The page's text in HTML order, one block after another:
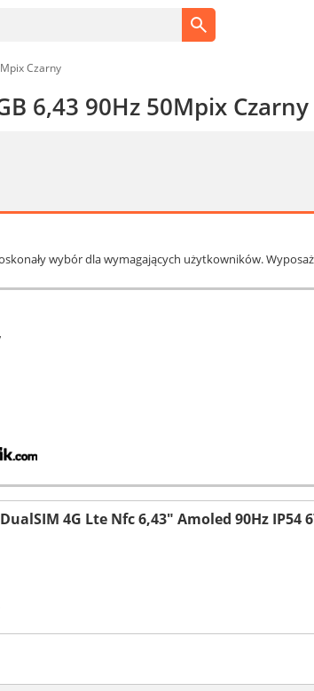
Czarny
6,43 90Hz 50Mpix Czarny
wybór dla wymagających użytkowników.
4G Lte Nfc 6,43" Amoled 90Hz IP54